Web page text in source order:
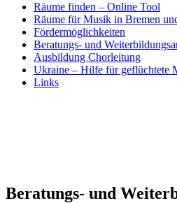
Räume finden – Online Tool
Räume für Musik in Bremen
Fördermöglichkeiten
Beratungs- und
Ausbildung Chorleitung
Ukraine – Hilfe für geflüchtete
Links
Beratungs- und